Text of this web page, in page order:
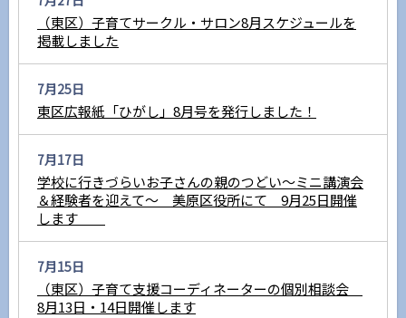
（東区）子育てサークル・サロン8月スケジュールを
掲載しました
7月25日
東区広報紙「ひがし」8月号を発行しました！
7月17日
学校に行きづらいお子さんの親のつどい～ミニ講演会
＆経験者を迎えて～ 美原区役所にて 9月25日開催
します
7月15日
（東区）子育て支援コーディネーターの個別相談会
8月13日・14日開催します